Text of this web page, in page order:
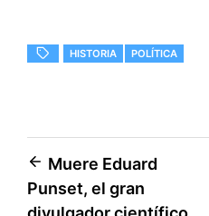
HISTORIA POLÍTICA
Navegación
de
Muere Eduard
Punset, el gran